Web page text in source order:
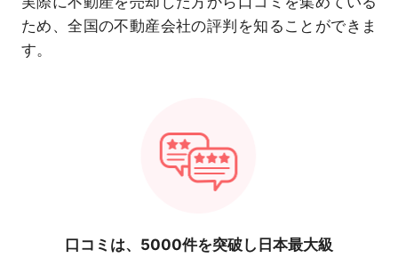
ため、全国の不動産会社の評判を知ることができま
す。
口コミは、 5000件を突破し日本最大級